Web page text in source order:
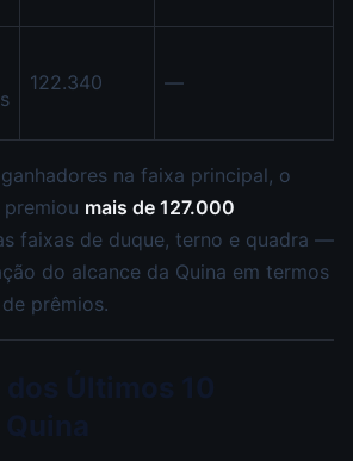
122.340 —
na faixa principal, o
mais de 127.000
faixas de duque, terno e quadra —
do alcance da Quina em termos
prêmios.